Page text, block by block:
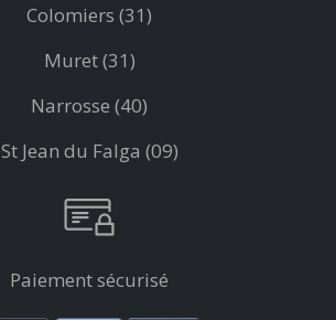
Colomiers (31)
Muret (31)
Narrosse (40)
St Jean du Falga (09)
Paiement sécurisé